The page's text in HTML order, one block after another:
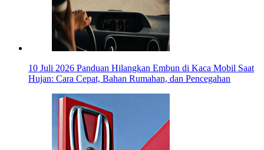
10 Juli 2026 Panduan Hilangkan Embun di Kaca Mobil Saat
Hujan: Cara Cepat, Bahan Rumahan, dan Pencegahan